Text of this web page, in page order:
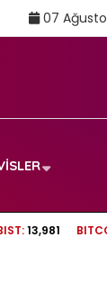
07
Aslı
13,981